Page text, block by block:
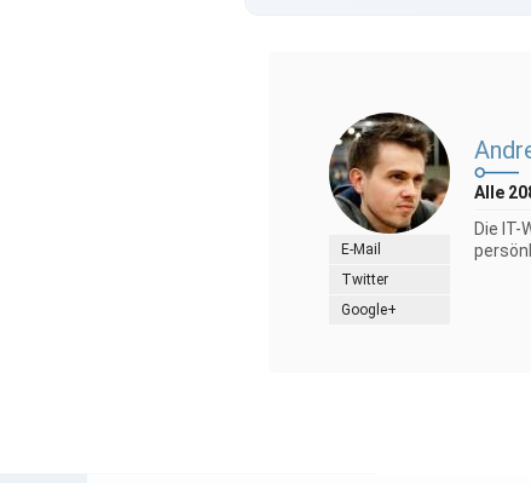
E-Mail
Twitter
Google+
Alle
Die